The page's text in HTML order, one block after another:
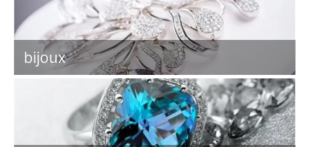
bijoux